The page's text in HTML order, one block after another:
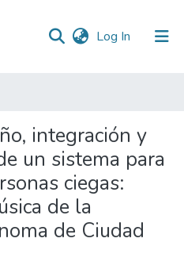
Log In (current)
integración y
un sistema para
ciegas:
de la
de Ciudad